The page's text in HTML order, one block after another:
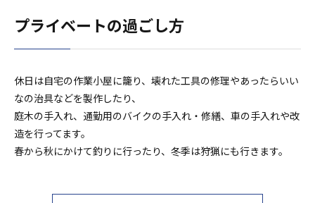
プライベートの過ごし方
休日は自宅の作業小屋に籠り、壊れた工具の修理やあったらいい
なの治具などを製作したり、
庭木の手入れ、通勤用のバイクの手入れ・修繕、車の手入れや改
造を行ってます。
春から秋にかけて釣りに行ったり、冬季は狩猟にも行きます。